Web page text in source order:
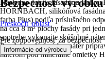
Následne natrite fasádnou
HORNBACH, silikónová
farba Plus) podľa príslušného
na cca 8 m² plochy fasády pri
spotrebe vykonajte skúšobné
Pre dokonalý fasádny náter
náterom pod minerálne omietky
Bezpečnosť výrobku
Preskočiť oblasť
Pre zodpovednosť za
Informácie od výrobcu .